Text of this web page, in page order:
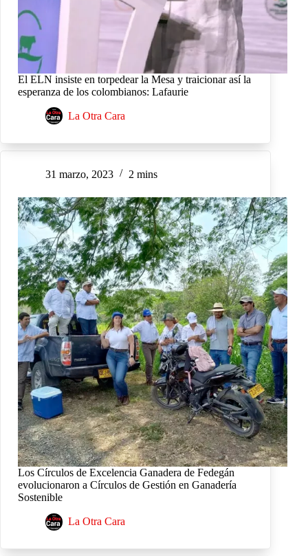
El ELN insiste en torpedear la Mesa y traicionar así la
esperanza de los colombianos: Lafaurie
La Otra Cara
31 marzo, 2023 2 mins
Los Círculos de Excelencia Ganadera de Fedegán
evolucionaron a Círculos de Gestión en Ganadería
Sostenible
La Otra Cara